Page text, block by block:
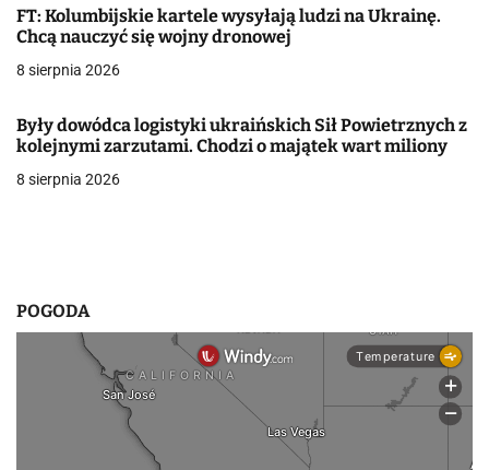
p
i
u
FT: Kolumbijskie kartele wysyłają ludzi na Ukrainę.
Chcą nauczyć się wojny dronowej
8 sierpnia 2026
Były dowódca logistyki ukraińskich Sił Powietrznych z
kolejnymi zarzutami. Chodzi o majątek wart miliony
8 sierpnia 2026
POGODA